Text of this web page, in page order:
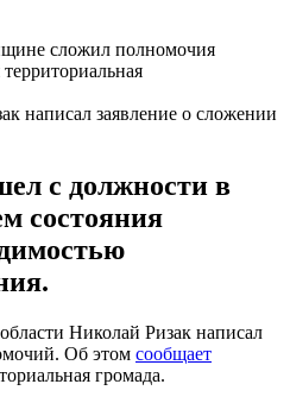
написал заявление о сложении
с должности в
состояния
Николай Ризак написал
Об этом сообщает
громада.